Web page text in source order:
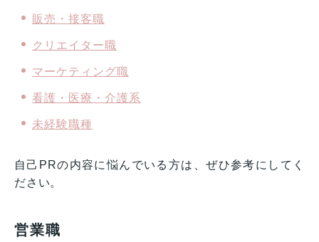
販売・接客職
クリエイター職
マーケティング職
看護・医療・介護系
未経験職種
自己PRの内容に悩んでいる方は、ぜひ参考にしてく
ださい。
営業職